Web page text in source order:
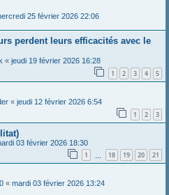
25 février 2026 22:06
perdent leurs efficacités avec le
« jeudi 19 février 2026 16:28
1 2 3 4 5
« jeudi 12 février 2026 6:54
1 2 3
03 février 2026 18:30
1 18 19 20 21
« mardi 03 février 2026 13:24